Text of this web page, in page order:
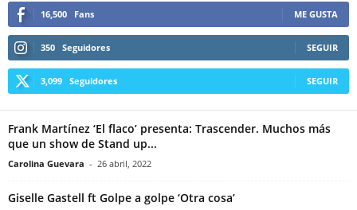
16,500 Fans ME GUSTA
350 Seguidores SEGUIR
3,099 Seguidores SEGUIR
Frank Martínez ‘El flaco’ presenta: Trascender. Muchos más
que un show de Stand up...
Carolina Guevara - 26 abril, 2022
Giselle Gastell ft Golpe a golpe ‘Otra cosa’